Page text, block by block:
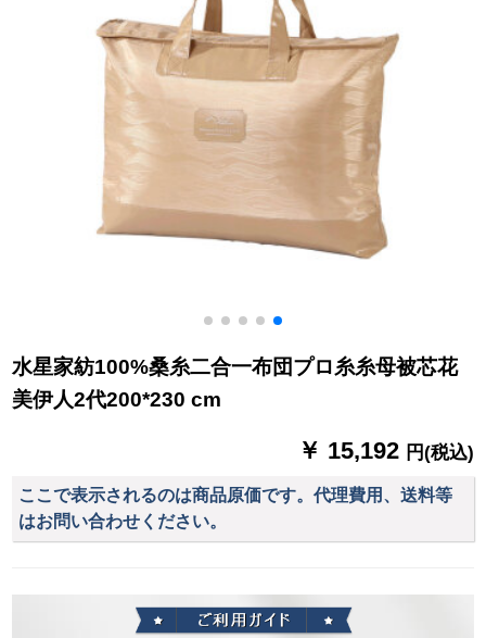
水星家紡100%桑糸二合一布団プロ糸糸母被芯花
美伊人2代200*230 cm
￥ 15,192 円(税込)
ここで表示されるのは商品原価です。代理費用、送料等
はお問い合わせください。